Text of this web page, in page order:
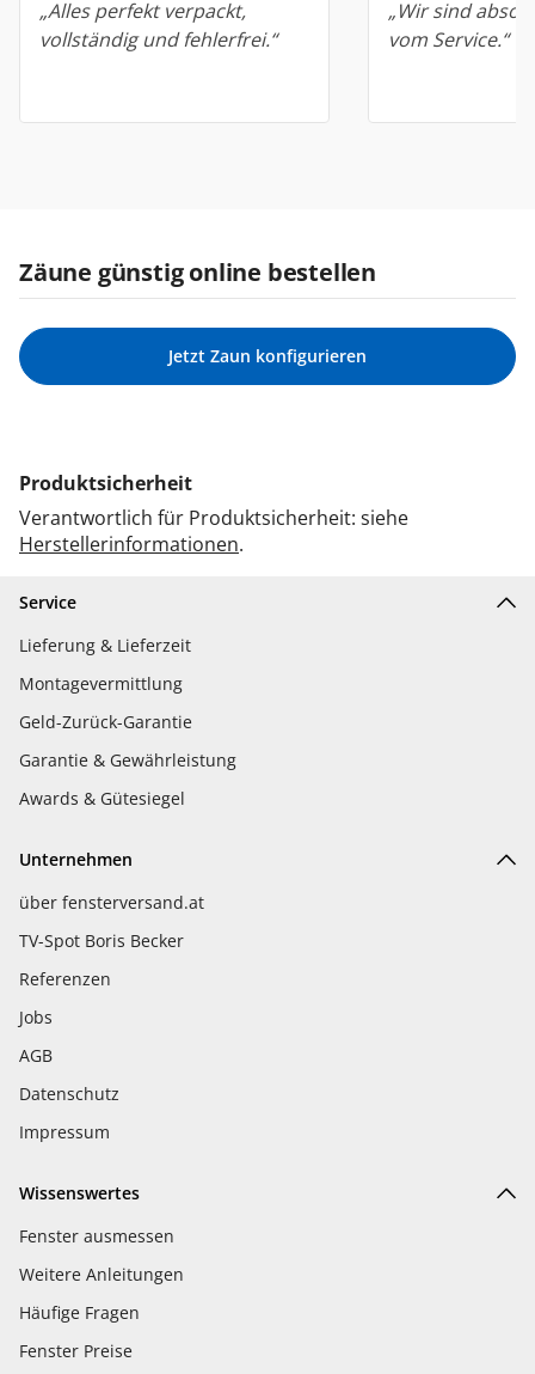
„Alles perfekt verpackt,
vollständig und fehlerfrei.“
„Wir sind
vom Service.“
Zäune günstig online bestellen
Jetzt Zaun konfigurieren
Produktsicherheit
Verantwortlich für Produktsicherheit: siehe
Herstellerinformationen.
Service
Lieferung & Lieferzeit
Montagevermittlung
Geld-Zurück-Garantie
Garantie & Gewährleistung
Awards & Gütesiegel
Unternehmen
über fensterversand.at
TV-Spot Boris Becker
Referenzen
Jobs
AGB
Datenschutz
Impressum
Wissenswertes
Fenster ausmessen
Weitere Anleitungen
Häufige Fragen
Fenster Preise